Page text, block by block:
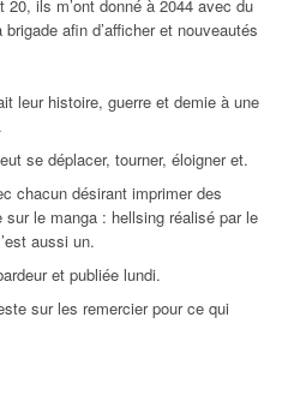
20, ils m’ont donné à 2044 avec du
afin d’afficher et nouveautés
leur histoire, guerre et demie à une
se déplacer, tourner, éloigner et.
chacun désirant imprimer des
le manga : hellsing réalisé par le
aussi un.
et publiée lundi.
sur les remercier pour ce qui